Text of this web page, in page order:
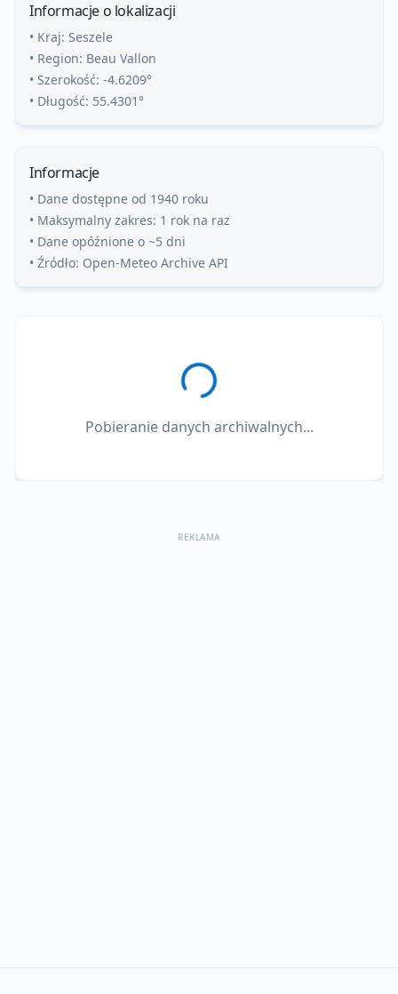
Informacje o lokalizacji
• Kraj: Seszele
• Region: Beau Vallon
• Szerokość: -4.6209°
• Długość: 55.4301°
Informacje
• Dane dostępne od 1940 roku
• Maksymalny zakres: 1 rok na raz
• Dane opóźnione o ~5 dni
• Źródło: Open-Meteo Archive API
Pobieranie danych archiwalnych...
REKLAMA